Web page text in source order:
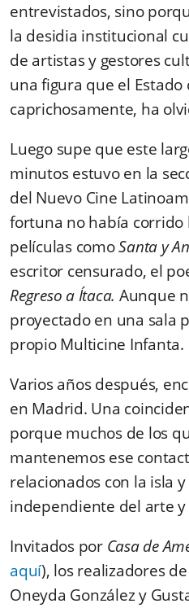
entrevistados, sino
la desidia institucional
de artistas y gestores
una figura que el
caprichosamente, ha
Luego supe que este
minutos estuvo en la
del Nuevo Cine
fortuna no había corrido
películas comoSanta y
escritor censurado, el
Regreso a Ítaca. Aunque
proyectado en una sala
propio Multicine Infanta.
Varios años después,
en Madrid. Una
porque muchos de los
mantenemos ese
relacionados con la isla
independiente del arte
Invitados por Casa de
aquí), los realizadores
Oneyda González y